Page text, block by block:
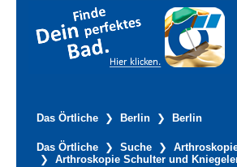
Das Örtliche Berlin Berlin
Das Örtliche Suche
Arthroskopie Schulter und